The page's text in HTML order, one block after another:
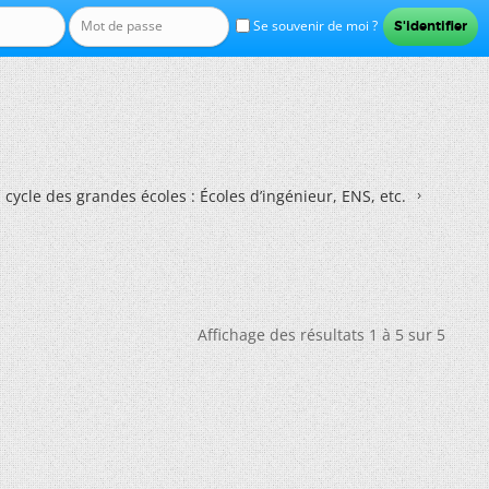
Se souvenir de moi ?
cycle des grandes écoles : Écoles d’ingénieur, ENS, etc.
Affichage des résultats 1 à 5 sur 5